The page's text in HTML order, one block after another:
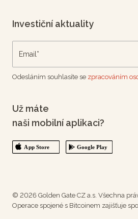
Investiční aktuality
Odesláním souhlasíte se zpracováním
Už máte
naši mobilní aplikaci?
© 2026 Golden Gate CZ a.s. Všechna
Operace spojené s Bitcoinem zajišťuje